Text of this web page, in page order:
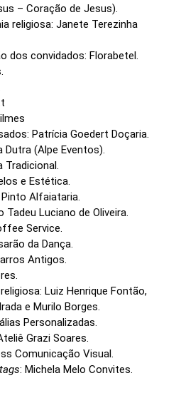
– Coração de Jesus).
religiosa: Janete Terezinha
dos convidados: Florabetel.
Patrícia Goedert Doçaria.
Dutra (Alpe Eventos).
Tradicional.
e Estética.
Alfaiataria.
Tadeu Luciano de Oliveira.
Service.
da Dança.
Antigos.
Luiz Henrique Fontão,
e Murilo Borges.
Personalizadas.
Grazi Soares.
Comunicação Visual.
tags: Michela Melo Convites.